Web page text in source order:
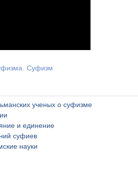
Суфизм
ученых о суфизме
и единение
суфиев
науки